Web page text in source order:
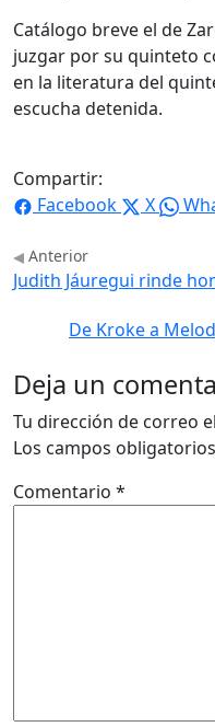
Catálogo breve el de
juzgar por su quinteto
en la literatura del
escucha detenida.
Compartir:
Facebook
X
Anterior
Judith Jáuregui rinde
De Kroke a
Deja un
Tu dirección de correo
Los campos
Comentario *